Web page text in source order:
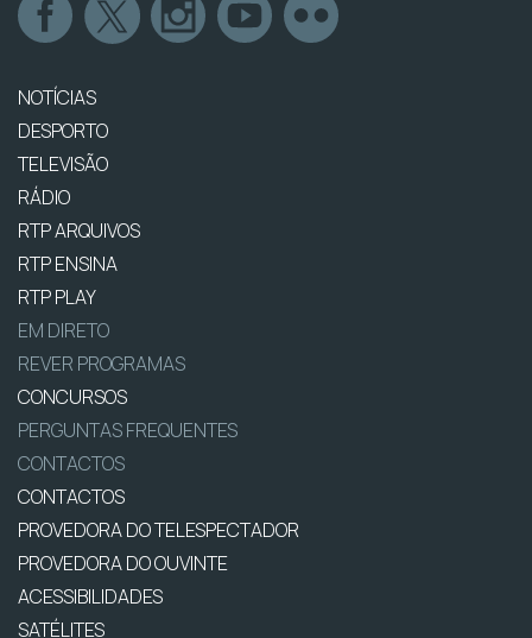
NOTÍCIAS
DESPORTO
TELEVISÃO
RÁDIO
RTP ARQUIVOS
RTP ENSINA
RTP PLAY
EM DIRETO
REVER PROGRAMAS
CONCURSOS
PERGUNTAS FREQUENTES
CONTACTOS
CONTACTOS
PROVEDORA DO TELESPECTADOR
PROVEDORA DO OUVINTE
ACESSIBILIDADES
SATÉLITES